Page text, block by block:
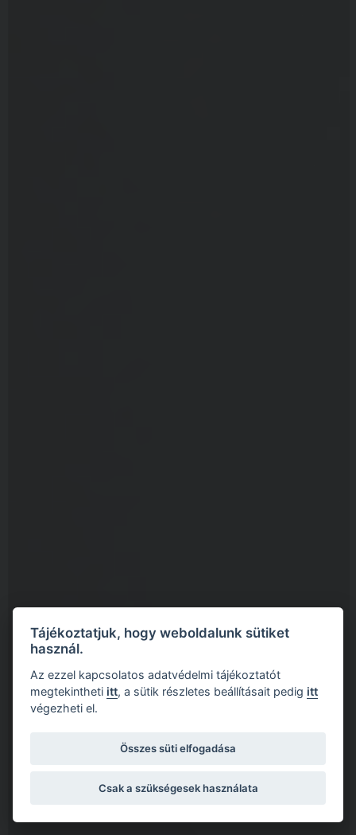
Tájékoztatjuk, hogy weboldalunk sütiket
használ.
Az ezzel kapcsolatos adatvédelmi tájékoztatót
megtekintheti itt, a sütik részletes beállításait pedig itt
végezheti el.
Összes süti elfogadása
Csak a szükségesek használata